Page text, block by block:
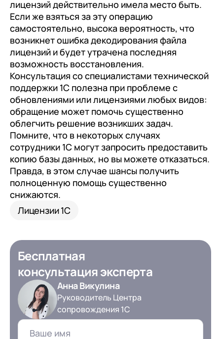
лицензий действительно имела место быть.
Если же взяться за эту операцию
самостоятельно, высока вероятность, что
возникнет ошибка декодирования файла
лицензий и будет утрачена последняя
возможность восстановления.
Консультация со специалистами технической
поддержки 1С полезна при проблеме с
обновлениями или лицензиями любых видов:
обращение может помочь существенно
облегчить решение возникших задач.
Помните, что в некоторых случаях
сотрудники 1С могут запросить предоставить
копию базы данных, но вы можете отказаться.
Правда, в этом случае шансы получить
полноценную помощь существенно
снижаются.
Лицензии 1С
Бесплатная
консультация эксперта
Анна Викулина
Руководитель Центра
сопровождения 1С
+7 Номер телефона
+7 Номер телефона
Перейти в корзину